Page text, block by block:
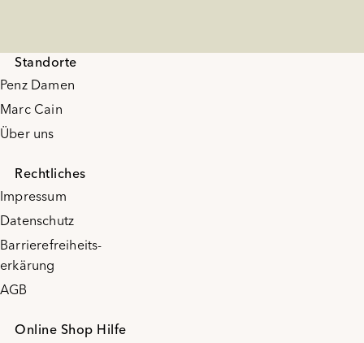
Standorte
Penz Damen
Marc Cain
Über uns
Rechtliches
Impressum
Datenschutz
Barrierefreiheits-
erkärung
AGB
Online Shop Hilfe